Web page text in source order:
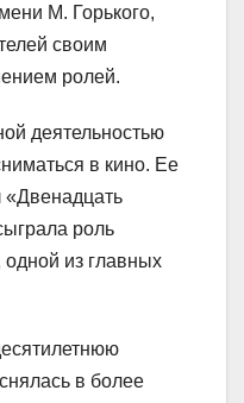
М. Горького,
своим
ролей.
деятельностью
в кино. Ее
роль
из главных
в более